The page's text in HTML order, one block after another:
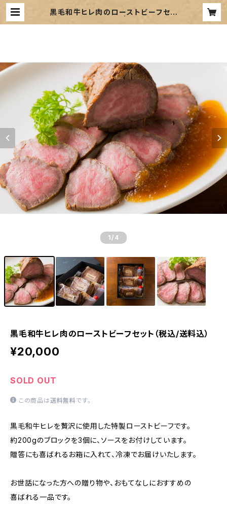
黒毛和牛ヒレ肉のローストビーフセッ
1 /4
黒毛和牛ヒレ肉のローストビーフセット（税込/送料込）
¥20,000
SOLD OUT
この商品は送料無料です。
黒毛和牛ヒレを贅沢に使用した特製ローストビーフです。
約200gのブロックを3個に、ソースをお付けしています。
贈答にも喜ばれるお箱に入れて、冷凍でお届けいたします。
お世話になった方への贈り物や、おもてなしにおすすめの
喜ばれる一品です。